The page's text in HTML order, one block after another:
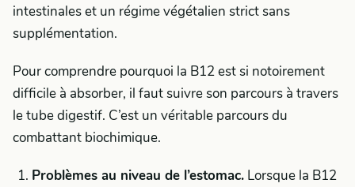
intestinales et un régime végétalien strict sans
supplémentation.
Pour comprendre pourquoi la B12 est si notoirement
difficile à absorber, il faut suivre son parcours à travers
le tube digestif. C’est un véritable parcours du
combattant biochimique.
Problèmes au niveau de l’estomac. Lorsque la B12